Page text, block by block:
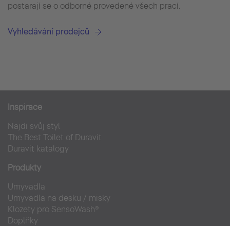
postarají se o odborné provedené všech prací.
Vyhledávání prodejců
Inspirace
Najdi svůj styl
The Best Toilet of Duravit
Duravit katalogy
Produkty
Umyvadla
Umyvadla na desku / misky
Klozety pro SensoWash®
Doplňky